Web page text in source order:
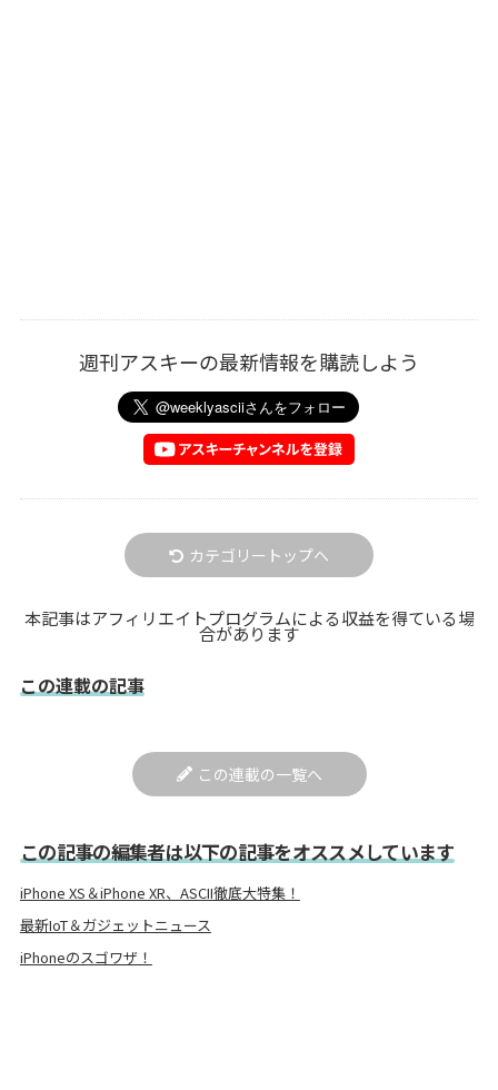
週刊アスキーの最新情報を購読しよう
カテゴリートップへ
本記事はアフィリエイトプログラムによる収益を得ている場
合があります
この連載の記事
この連載の一覧へ
この記事の編集者は以下の記事をオススメしています
iPhone XS＆iPhone XR、ASCII徹底大特集！
最新IoT＆ガジェットニュース
iPhoneのスゴワザ！